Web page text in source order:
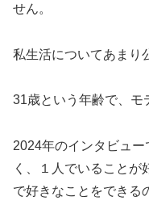
せん。
私生活についてあまり
31歳という年齢で、モ
2024年のインタビュ
く、１人でいることが
で好きなことをできる